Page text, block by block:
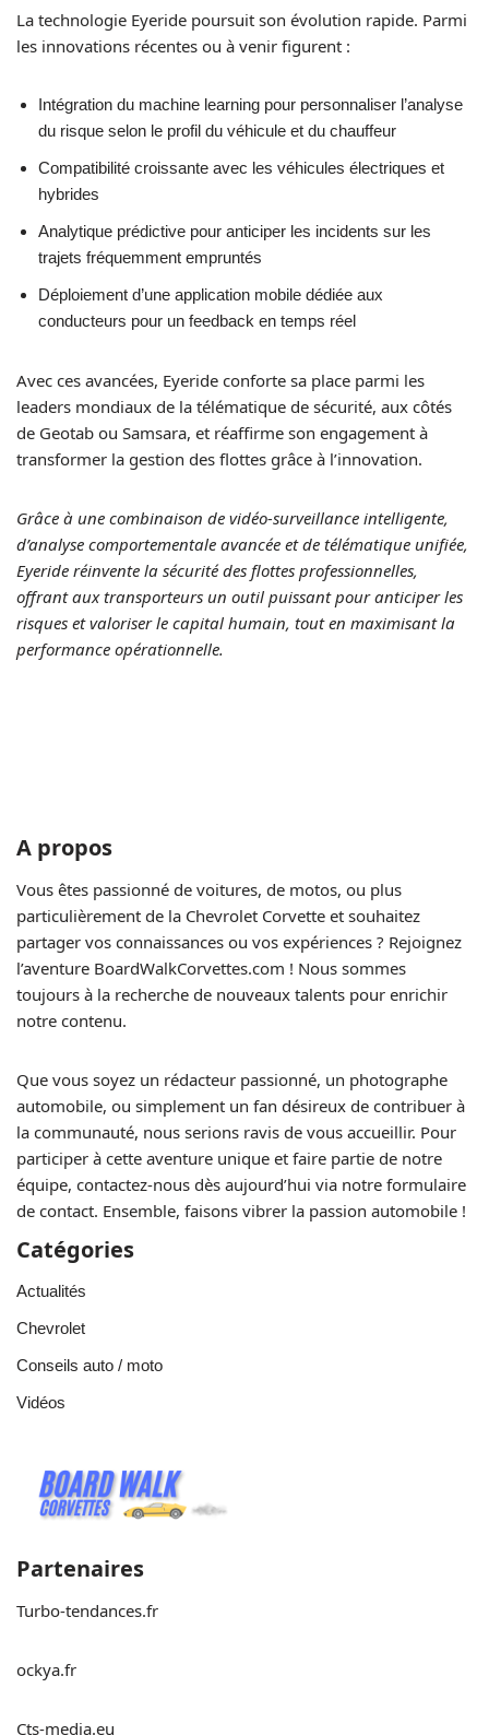
La technologie Eyeride poursuit son évolution rapide. Parmi
les innovations récentes ou à venir figurent :
Intégration du machine learning pour personnaliser l’analyse
du risque selon le profil du véhicule et du chauffeur
Compatibilité croissante avec les véhicules électriques et
hybrides
Analytique prédictive pour anticiper les incidents sur les
trajets fréquemment empruntés
Déploiement d’une application mobile dédiée aux
conducteurs pour un feedback en temps réel
Avec ces avancées, Eyeride conforte sa place parmi les
leaders mondiaux de la télématique de sécurité, aux côtés
de Geotab ou Samsara, et réaffirme son engagement à
transformer la gestion des flottes grâce à l’innovation.
Grâce à une combinaison de vidéo-surveillance intelligente,
d’analyse comportementale avancée et de télématique unifiée,
Eyeride réinvente la sécurité des flottes professionnelles,
offrant aux transporteurs un outil puissant pour anticiper les
risques et valoriser le capital humain, tout en maximisant la
performance opérationnelle.
A propos
Vous êtes passionné de voitures, de motos, ou plus
particulièrement de la Chevrolet Corvette et souhaitez
partager vos connaissances ou vos expériences ? Rejoignez
l’aventure BoardWalkCorvettes.com ! Nous sommes
toujours à la recherche de nouveaux talents pour enrichir
notre contenu.
Que vous soyez un rédacteur passionné, un photographe
automobile, ou simplement un fan désireux de contribuer à
la communauté, nous serions ravis de vous accueillir. Pour
participer à cette aventure unique et faire partie de notre
équipe, contactez-nous dès aujourd’hui via notre formulaire
de contact. Ensemble, faisons vibrer la passion automobile !
Catégories
Actualités
Chevrolet
Conseils auto / moto
Vidéos
Partenaires
Turbo-tendances.fr
ockya.fr
Cts-media.eu